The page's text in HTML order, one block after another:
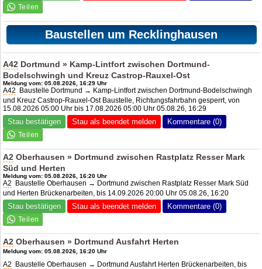
Baustellen um Recklinghausen
A42 Dortmund » Kamp-Lintfort zwischen Dortmund-
Bodelschwingh und Kreuz Castrop-Rauxel-Ost
Meldung vom: 05.08.2026, 16:29 Uhr
A42
Baustelle Dortmund → Kamp-Lintfort zwischen Dortmund-Bodelschwingh
und Kreuz Castrop-Rauxel-Ost Baustelle, Richtungsfahrbahn gesperrt, von
15.08.2026 05:00 Uhr bis 17.08.2026 05:00 Uhr 05.08.26, 16:29
Stau bestätigen Stau als beendet melden Kommentare (0)
A2 Oberhausen » Dortmund zwischen Rastplatz Resser Mark
Süd und Herten
Meldung vom: 05.08.2026, 16:20 Uhr
A2
Baustelle Oberhausen → Dortmund zwischen Rastplatz Resser Mark Süd
und Herten Brückenarbeiten, bis 14.09.2026 20:00 Uhr 05.08.26, 16:20
Stau bestätigen Stau als beendet melden Kommentare (0)
A2 Oberhausen » Dortmund Ausfahrt Herten
Meldung vom: 05.08.2026, 16:20 Uhr
A2
Baustelle Oberhausen → Dortmund Ausfahrt Herten Brückenarbeiten, bis